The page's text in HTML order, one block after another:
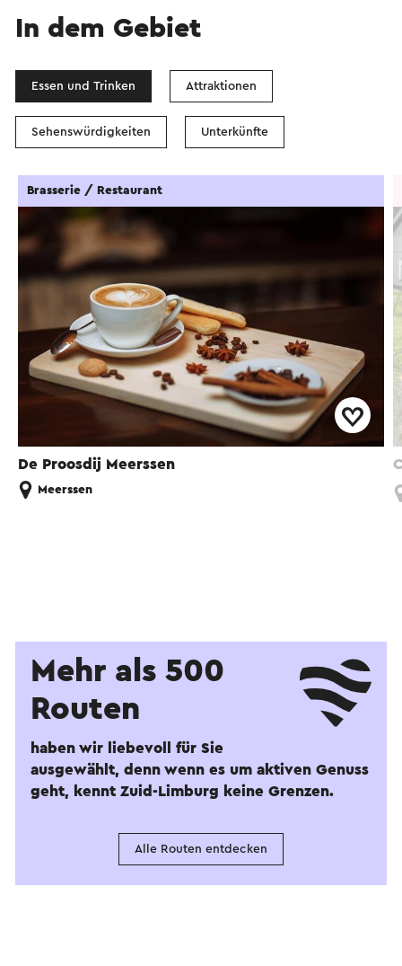
In dem Gebiet
Essen und Trinken Attraktionen
Sehenswürdigkeiten Unterkünfte
De Proosdij Meerssen
Brasserie / Restaurant
Meerssen
Mehr als 500
Routen
haben wir liebevoll für Sie
ausgewählt, denn wenn es um aktiven Genuss
geht, kennt Zuid-Limburg keine Grenzen.
Alle Routen entdecken